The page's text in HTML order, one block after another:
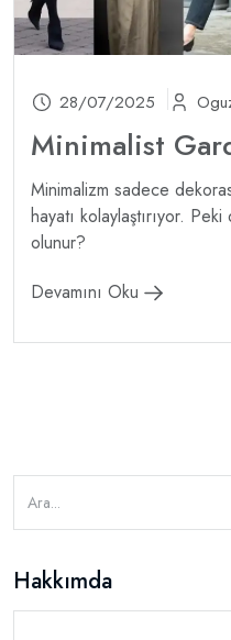
28/07/2025
Minimalizm sadece
hayatı kolaylaştırıyor.
olunur?
Devamını Oku
Hakkımda